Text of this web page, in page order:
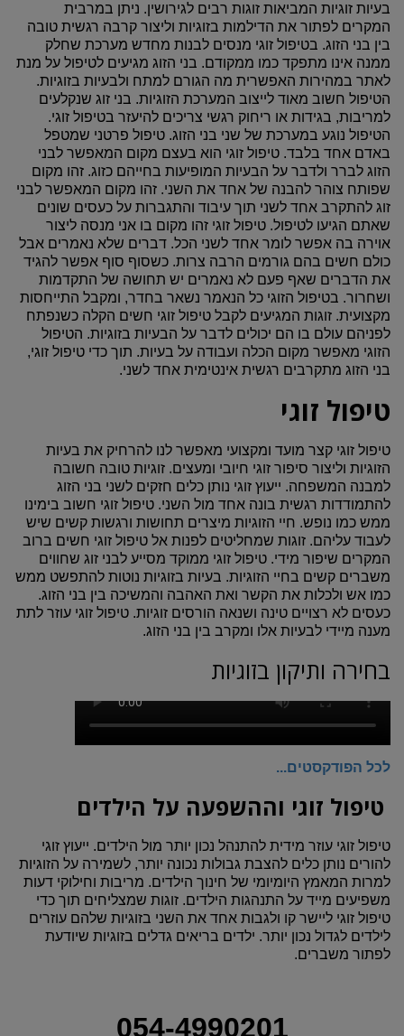
בעיות זוגיות המביאות זוגות רבים לגירושין. ניתן במרבית
המקרים לפתור את הדילמות בזוגיות וליצור קרבה רגשית טובה
בין בני הזוג. בטיפול זוגי מנסים לבנות מחדש מערכת שחלק
ממנה אינו מתפקד כמו ממקודם. בני הזוג מגיעים לטיפול על מנת
לאתר במהירות האפשרית מה הגורם למתח ולבעיות בזוגיות.
הטיפול חשוב מאוד לייצוב המערכת הזוגיות. בני זוג שנקלעים
למריבות, בגידות או ריחוק רגשי צריכים להיעזר בטיפול זוגי.
הטיפול נוגע במערכת של שני בני הזוג. טיפול פרטני שמטפל
באדם אחד בלבד. טיפול זוגי הוא בעצם מקום המאפשר לבני
הזוג לברר ולדבר על הבעיות המופיעות בחייהם כזוג. זהו מקום
שפותח צוהר להבנה של אחד את השני. זהו מקום המאפשר לבני
זוג להתקרב אחד לשני תוך עיבוד והתגברות על כעסים שונים
שאתם הגיעו לטיפול. טיפול זוגי זהו מקום בו אני מנסה ליצור
אוירה בה אפשר לומר אחד לשני הכל. דברים שלא נאמרים אבל
כולם חשים בהם גורמים הרבה צרות. כשסוף סוף אפשר להגיד
את הדברים שאף פעם לא נאמרים יש תחושה של התקדמות
ושחרור. בטיפול הזוגי כל הנאמר נשאר בחדר, ומקבל התייחסות
מקצועית. זוגות המגיעים לקבל טיפול זוגי חשים הקלה כשנפתח
לפניהם עולם בו הם יכולים לדבר על הבעיות בזוגיות. הטיפול
הזוגי מאפשר מקום הכלה ועבודה על בעיות. תוך כדי טיפול זוגי,
בני הזוג מתקרבים רגשית אינטימית אחד לשני.
טיפול זוגי
טיפול זוגי קצר מועד ומקצועי מאפשר לנו להרחיק את בעיות
הזוגיות וליצור סיפור זוגי חיובי ומעצים. זוגיות טובה חשובה
למבנה המשפחה. ייעוץ זוגי נותן כלים חזקים לשני בני הזוג
להתמודדות רגשית בונה אחד מול השני. טיפול זוגי חשוב בימינו
ממש כמו נופש. חיי הזוגיות מיצרים תחושות ורגשות קשים שיש
לעבוד עליהם. זוגות שמחליטים לפנות אל טיפול זוגי חשים ברוב
המקרים שיפור מידי. טיפול זוגי ממוקד מסייע לבני זוג שחווים
משברים קשים בחיי הזוגיות. בעיות בזוגיות נוטות להתפשט ממש
כמו אש ולכלות את הקשר ואת האהבה והמשיכה בין בני הזוג.
כעסים לא רצויים טינה ושנאה הורסים זוגיות. טיפול זוגי עוזר לתת
מענה מיידי לבעיות אלו ומקרב בין בני הזוג.
בחירה ותיקון בזוגיות
לכל הפודקסטים...
טיפול זוגי וההשפעה על הילדים
טיפול זוגי עוזר מידית להתנהל נכון יותר מול הילדים. ייעוץ זוגי
להורים נותן כלים להצבת גבולות נכונה יותר, לשמירה על הזוגיות
למרות המאמץ היומיומי של חינוך הילדים. מריבות וחילוקי דעות
משפיעים מייד על התנהגות הילדים. זוגות שמצליחים תוך כדי
טיפול זוגי ליישר קו ולגבות אחד את השני בזוגיות שלהם עוזרים
לילדים לגדול נכון יותר. ילדים בריאים גדלים בזוגיות שיודעת
לפתור משברים.
054-4990201